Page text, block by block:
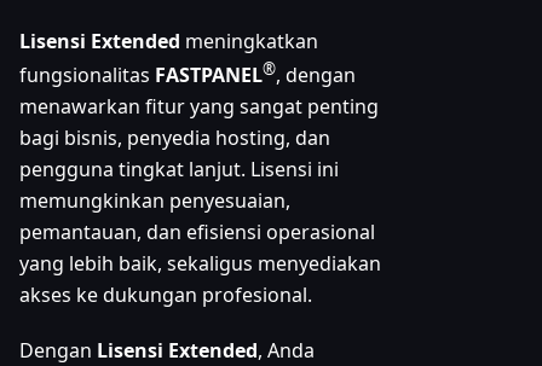
Lisensi Extended meningkatkan
fungsionalitas FASTPANEL®, dengan
menawarkan fitur yang sangat penting
bagi bisnis, penyedia hosting, dan
pengguna tingkat lanjut. Lisensi ini
memungkinkan penyesuaian,
pemantauan, dan efisiensi operasional
yang lebih baik, sekaligus menyediakan
akses ke dukungan profesional.
Dengan Lisensi Extended, Anda